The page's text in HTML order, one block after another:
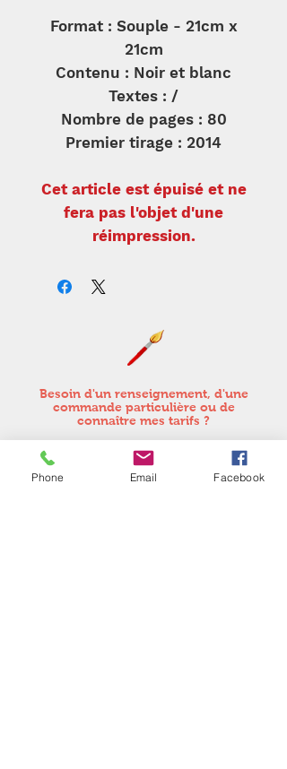
Format : Souple - 21cm x
21cm
Contenu : Noir et blanc
Textes : /
Nombre de pages : 80
Premier tirage : 2014
Cet article est épuisé et ne
fera pas l'objet d'une
réimpression.
Besoin d'un renseignement, d'une
commande particulière ou de
connaître mes tarifs ?
Facebook ou à me contacter par mail à
l'adresse suivante :
Phone Email Facebook